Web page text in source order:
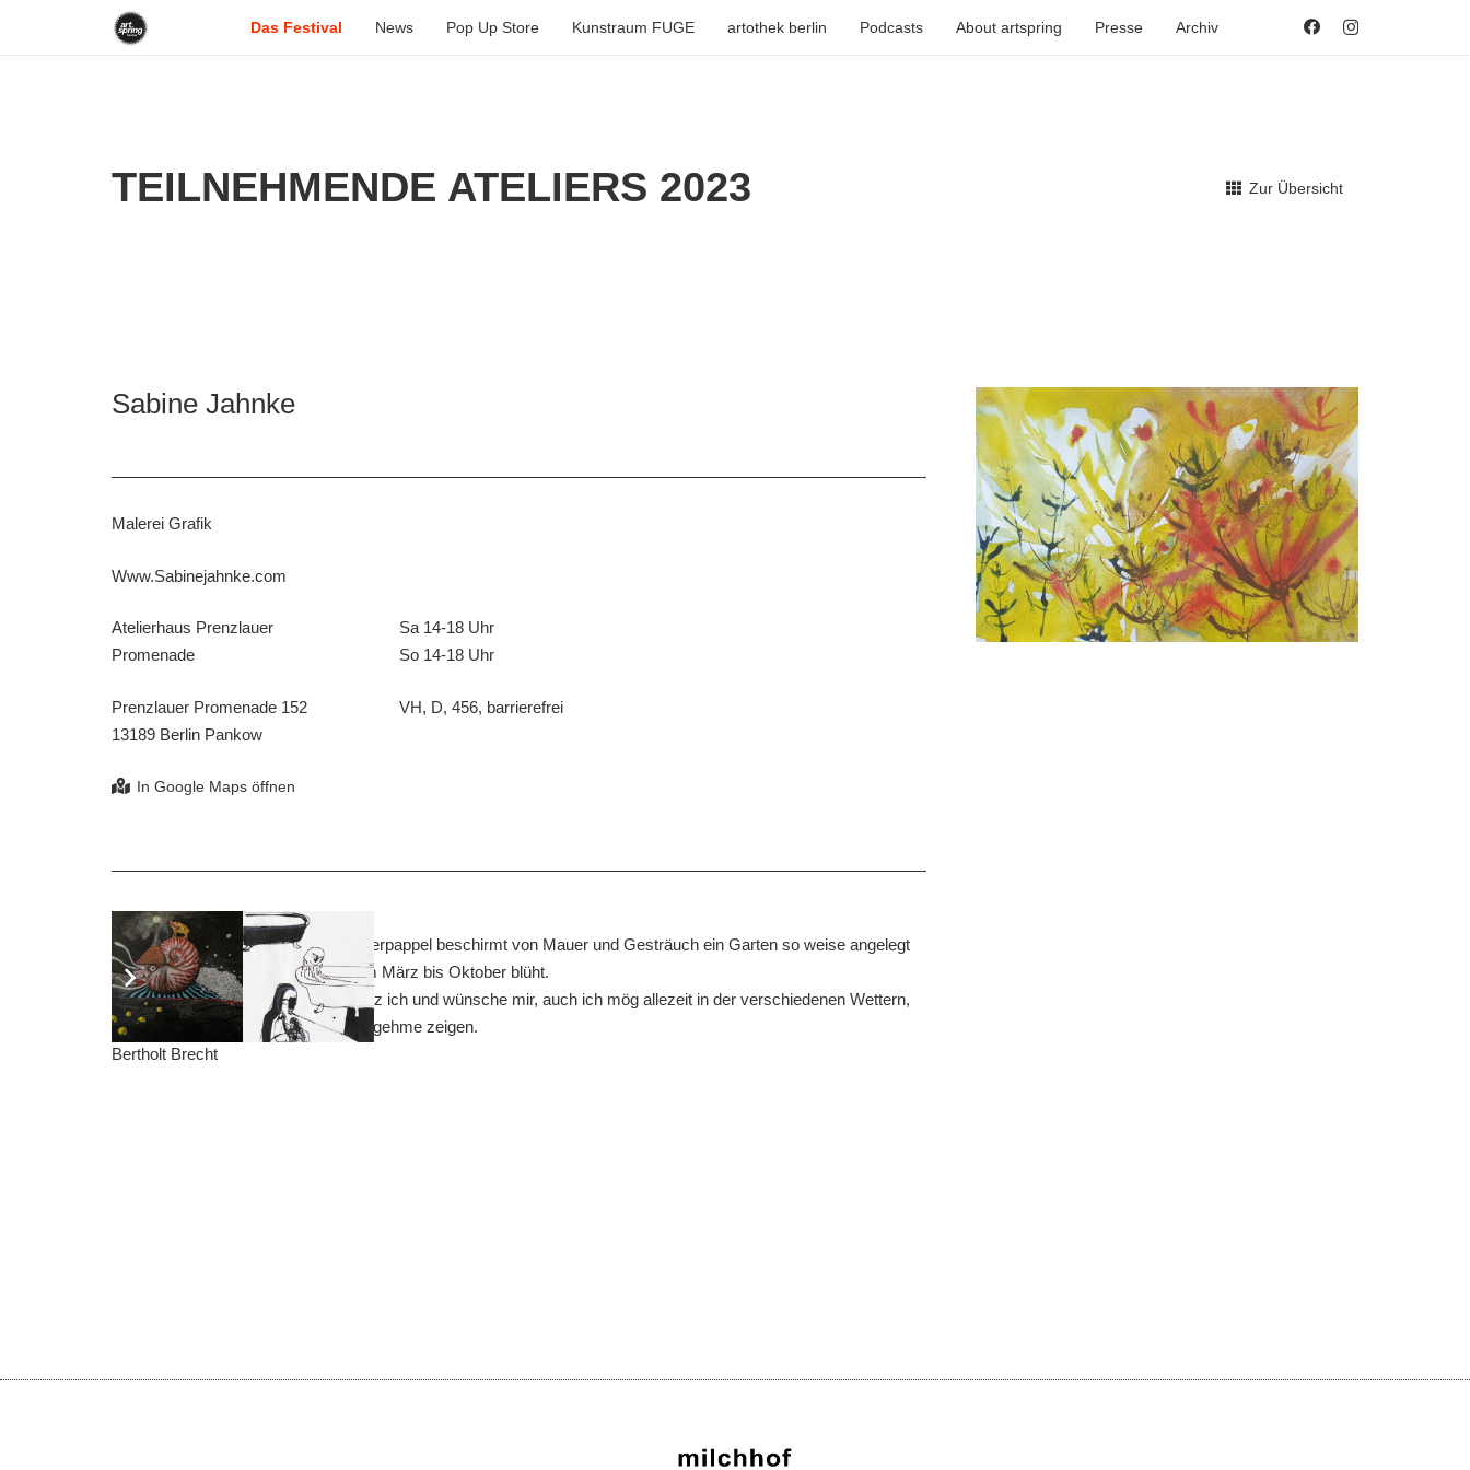
Das Festival News Pop Up Store Kunstraum FUGE artothek berlin Podcasts About artspring Presse Archiv
TEILNEHMENDE ATELIERS 2023 Zur Übersicht
Sabine Jahnke
Malerei Grafik
Www.Sabinejahnke.com
Atelierhaus Prenzlauer
Promenade
Prenzlauer Promenade 152
13189 Berlin Pankow
Sa 14-18 Uhr
So 14-18 Uhr
VH, D, 456, barrierefrei
Der Blumengarten
Am See, tief zwischen Tann und Silberpappel beschirmt von Mauer und Gesträuch ein Garten so weise angelegt
mit monatlichen Blumen dass er vom März bis Oktober blüht.
Hier in der Früh, nicht allzu häufig, sitz ich und wünsche mir, auch ich mög allezeit in der verschiedenen Wettern,
guten, schlechten dies oder jenes Angehme zeigen.
Bertholt Brecht